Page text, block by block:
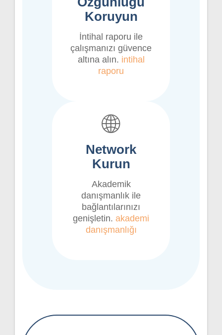
Koruyun
İntihal raporu ile
çalışmanızı güvence
altına alın. intihal
raporu
🌐
Network
Kurun
Akademik
danışmanlık ile
bağlantılarınızı
genişletin. akademi
danışmanlığı